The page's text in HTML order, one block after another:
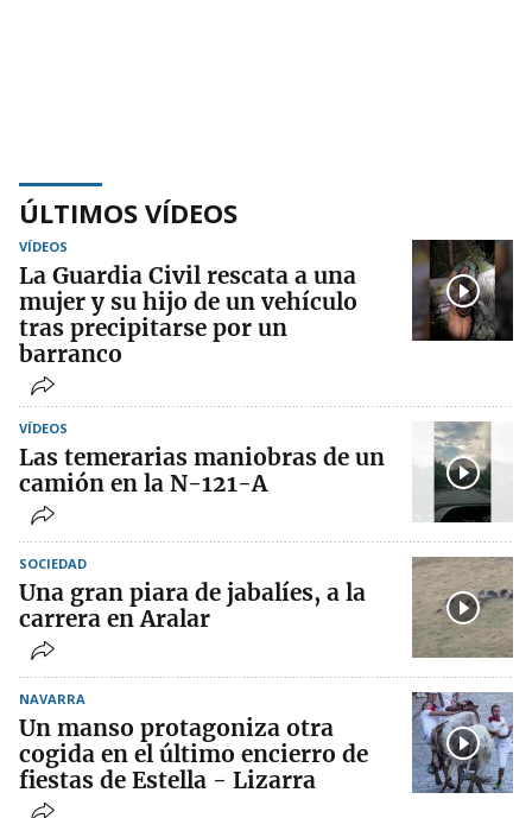
ÚLTIMOS VÍDEOS
VÍDEOS
La Guardia Civil rescata a una
mujer y su hijo de un vehículo
tras precipitarse por un
barranco
VÍDEOS
Las temerarias maniobras de un
camión en la N-121-A
SOCIEDAD
Una gran piara de jabalíes, a la
carrera en Aralar
NAVARRA
Un manso protagoniza otra
cogida en el último encierro de
fiestas de Estella - Lizarra